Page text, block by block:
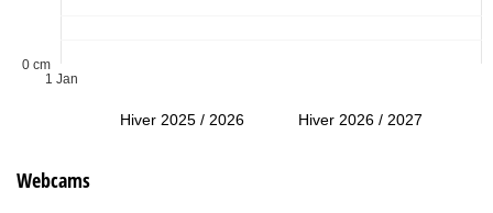
1 Jan
0 cm
Hiver 2025 / 2026 Hiver 2026 / 2027
Webcams